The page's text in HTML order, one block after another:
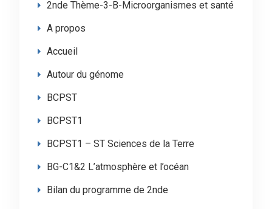
2nde Thème-3-B-Microorganismes et santé
A propos
Accueil
Autour du génome
BCPST
BCPST1
BCPST1 – ST Sciences de la Terre
BG-C1&2 L’atmosphère et l’océan
Bilan du programme de 2nde